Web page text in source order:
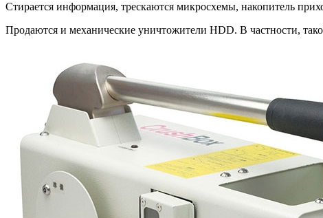
Стирается информация, трескаются микросхемы, накопитель
Продаются и механические уничтожители HDD. В частности,